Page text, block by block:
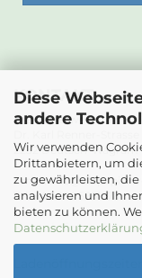
Diese
andere
Wir verwenden
Drittanbietern, um
zu gewährleisten,
analysieren und
bieten zu können.
KONTAKT
Die Papierwerkstatt
2232 Deutsch-Wagram
Email:
Tel. +43 664 5261978
Kontaktformular